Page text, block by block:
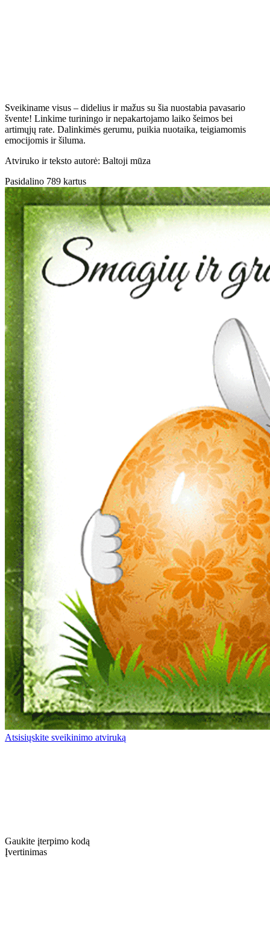
Sveikiname visus – didelius ir mažus su šia nuostabia pavasario
švente! Linkime turiningo ir nepakartojamo laiko šeimos bei
artimųjų rate. Dalinkimės gerumu, puikia nuotaika, teigiamomis
emocijomis ir šiluma.
Atviruko ir teksto autorė: Baltoji mūza
Pasidalino 789 kartus
Atsisiųskite sveikinimo atviruką
Gaukite įterpimo kodą
Įvertinimas